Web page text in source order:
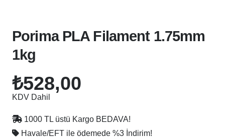
Porima PLA Filament 1.75mm
1kg
₺528,00
KDV Dahil
1000 TL üstü Kargo BEDAVA!
Havale/EFT ile ödemede %3 İndirim!